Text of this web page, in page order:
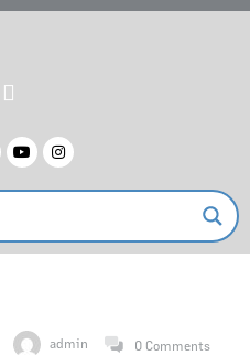
admin 0 Comments